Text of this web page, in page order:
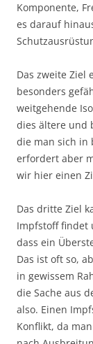
Komponente,
es darauf
Das zweite Ziel
besonders
weitgehende
dies ältere und
die man sich in
erfordert aber
wir hier einen
Das dritte Ziel
Impfstoff findet
dass ein
Das ist oft so,
in gewissem
die Sache aus
also. Einen
Konflikt, da